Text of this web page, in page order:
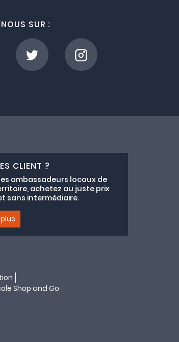
SUR :
CLIENT ?
ambassadeurs locaux de
achetez au juste prix
sans intermédiaire.
Shop and Go